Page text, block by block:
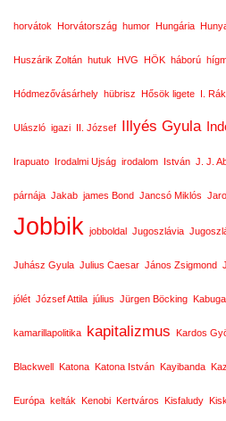
horvátok Horvátország humor Hungária
Huszárik Zoltán hutuk HVG HÖK háború
Hódmezővásárhely hübrisz Hősök ligete I.
Ulászló igazi II. József Illyés Gyula
Irapuato Irodalmi Ujság irodalom István J. J.
párnája Jakab james Bond Jancsó Miklós
Jobbik jobboldal Jugoszlávia
Juhász Gyula Julius Caesar János Zsigmond
jólét József Attila július Jürgen Böcking Kabuga
kamarillapolitika kapitalizmus Kardos
Blackwell Katona Katona István Kayibanda
Európa kelták Kenobi Kertváros Kisfaludy